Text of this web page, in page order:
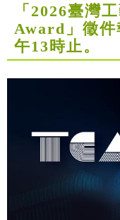
「2026臺灣
Award」徵件
午13時止。